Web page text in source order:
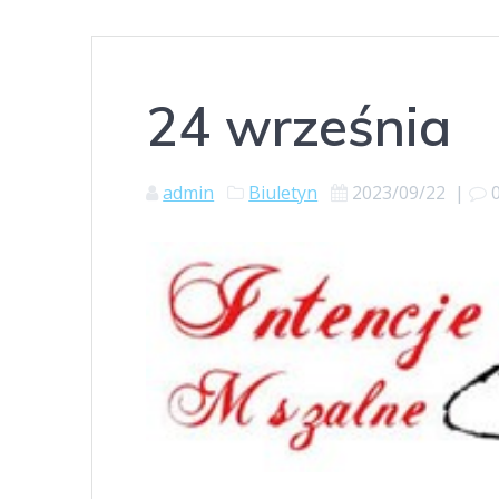
24 września
admin Biuletyn 2023/09/22 |